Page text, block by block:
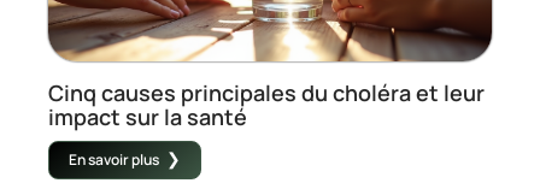
Cinq causes principales du choléra et leur
impact sur la santé
En savoir plus